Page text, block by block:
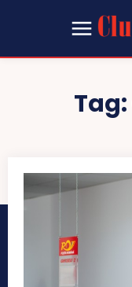
Tag: